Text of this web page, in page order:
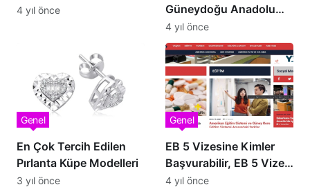
4 yıl önce
Güneydoğu Anadolu
Bölgesinde Gezilecek
Yerler
4 yıl önce
En Çok Tercih Edilen
Pırlanta Küpe Modelleri
Genel
3 yıl önce
EB 5 Vizesine Kimler
Başvurabilir, EB 5 Vizesi
Şartları Nelerdir?
Genel
4 yıl önce